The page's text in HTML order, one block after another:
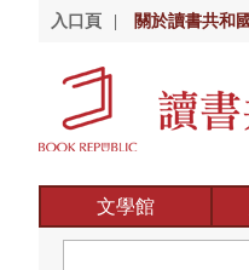
入口頁 關於讀書共和國
文學館